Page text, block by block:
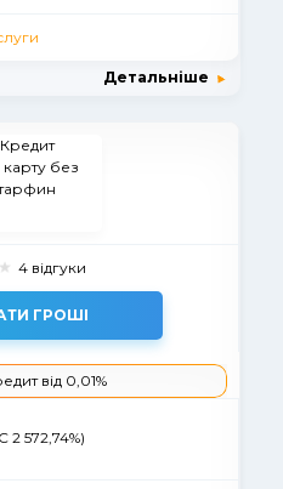
Детальніше
4 відгуки
ГРОШІ
від 0,01%
2 572,74%)